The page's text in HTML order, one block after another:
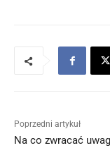
Poprzedni artykuł
Na co zwracać